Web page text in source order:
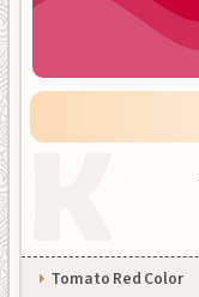
Tomato Red Color